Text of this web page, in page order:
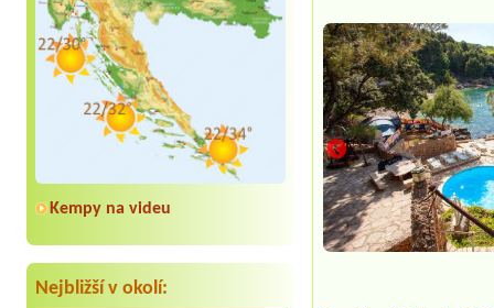
Kempy na videu
Nejbližší v okolí: